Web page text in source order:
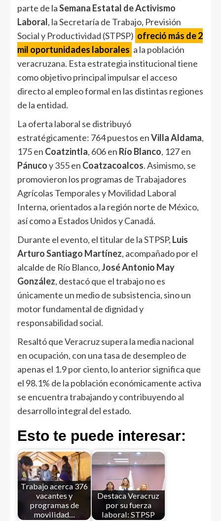
parte de laSemana Estatal de Activismo
Laboral, la Secretaría de Trabajo, Previsión
Social y Productividad (STPSP) ofreció más de 2
mil oportunidades laborales a la población
veracruzana. Esta estrategia institucional tiene
como objetivo principal impulsar el acceso
directo al empleo formal en las distintas regiones
de la entidad.
La oferta laboral se distribuyó
estratégicamente: 764 puestos enVilla Aldama,
175 en Coatzintla, 606 en Río Blanco, 127 en
Pánucoy 355 en Coatzacoalcos. Asimismo, se
promovieron los programas de Trabajadores
Agrícolas Temporales y Movilidad Laboral
Interna, orientados a la región norte de México,
así como a Estados Unidos y Canadá.
Durante el evento, el titular de la STPSP, Luis
Arturo Santiago Martínez, acompañado por el
alcalde de Río Blanco,José Antonio May
González, destacó que el trabajo no es
únicamente un medio de subsistencia, sino un
motor fundamental de dignidad y
responsabilidad social.
Resaltó que Veracruz supera la media nacional
en ocupación, con una tasa de desempleo de
apenas el 1.9 por ciento, lo anterior significa que
el 98.1% de la población económicamente activa
se encuentra trabajando y contribuyendo al
desarrollo integral del estado.
Esto te puede interesar:
Trabajo acerca 376
vacantes y
programas de
movilidad…
Destaca Veracruz
por su fuerza
laboral: STPSP